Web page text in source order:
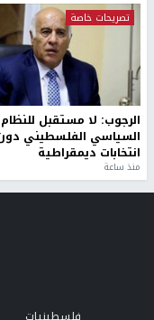
تصريحات خاصة
الرجوب: لا مستقبل للنظام
السياسي الفلسطيني
انتخابات ديمقراطية
منذ ساعة